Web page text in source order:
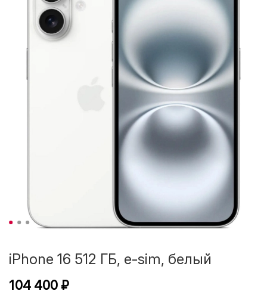
iPhone 16 512 ГБ, e-sim, белый
104 400 ₽